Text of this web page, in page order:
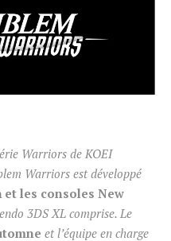
Warriors de KOEI
Warriors est développé
les consoles New
3DS XL comprise. Le
et l’équipe en charge